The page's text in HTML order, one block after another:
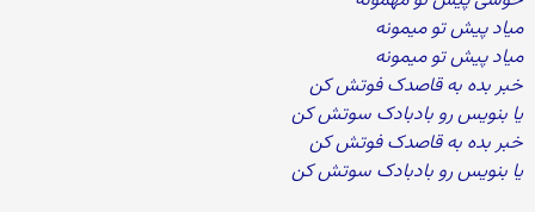
میاد پیش تو میمونه
میاد پیش تو میمونه
خبر بده به قاصدک فوتش کن
یا بنویس رو بادبادک سوتش کن
خبر بده به قاصدک فوتش کن
یا بنویس رو بادبادک سوتش کن